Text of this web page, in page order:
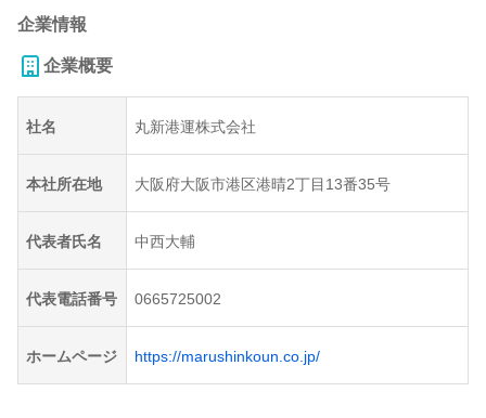
企業情報
企業概要
社名 丸新港運株式会社
本社所在地 大阪府大阪市港区港晴2丁目13番35号
代表者氏名 中西大輔
代表電話番号 0665725002
ホームページ https://marushinkoun.co.jp/